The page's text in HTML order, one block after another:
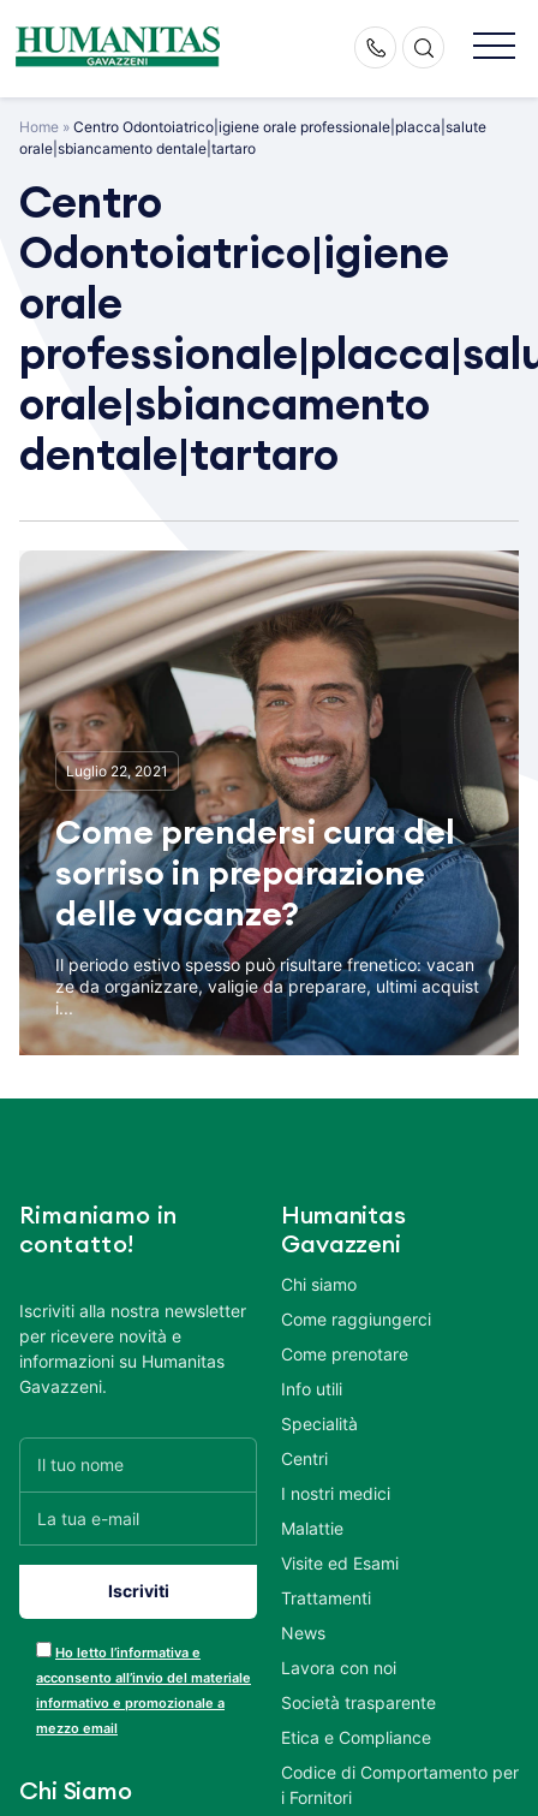
content
Home » Centro Odontoiatrico|igiene orale professionale|placca|salute
orale|sbiancamento dentale|tartaro
Centro
Odontoiatrico|igiene
orale
orale|sbiancamento
dentale|tartaro
Luglio 22, 2021
Come prendersi cura del
sorriso in preparazione
delle vacanze?
Il periodo estivo spesso può risultare frenetico: vacan
ze da organizzare, valigie da preparare, ultimi acquist
i...
Rimaniamo in
contatto!
Iscriviti alla nostra newsletter
per ricevere novità e
informazioni su Humanitas
Gavazzeni.
Ho letto l’informativa e
acconsento all’invio del materiale
informativo e promozionale a
mezzo email
Chi Siamo
Humanitas
Gavazzeni
Chi siamo
Come raggiungerci
Come prenotare
Info utili
Specialità
Centri
I nostri medici
Malattie
Visite ed Esami
Trattamenti
News
Lavora con noi
Società trasparente
Etica e Compliance
Codice di Comportamento per
i Fornitori